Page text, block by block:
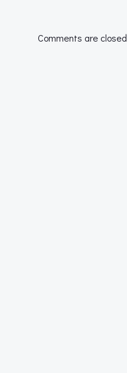
las
Comments are closed